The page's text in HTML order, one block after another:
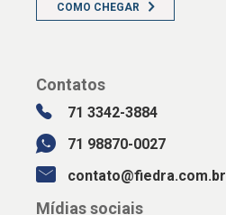
COMO CHEGAR
Contatos
71 3342-3884
71 98870-0027
contato@fiedra.com.br
Mídias sociais